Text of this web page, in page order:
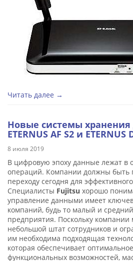
Читать далее →
Новые системы
ETERNUS AF S2 и ETERNUS
8 июля 2019
В цифровую эпоху данные лежат в
операций. Компании должны быть
переходу сегодня для
Специалисты Fujitsu хорошо
управление данными имеет
компаний, будь то малый и
предприятия. Поскольку
небольшой штат сотрудников и
им необходима подходящая
которая обеспечивает
функциональных возможностей,